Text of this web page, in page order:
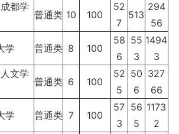
都学
普通类 10 100
52
7
513
294
56
学 普通类 8 100
58
6
55
3
1494
3
文学
普通类 6 100
52
5
50
6
327
66
学 普通类 7 100
57
3
56
5
1173
2